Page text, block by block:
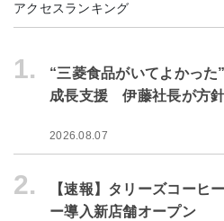
アクセスランキング
1.
“三菱食品がいてよかっ
成長支援 伊藤社長が方
2026.08.07
2.
【速報】タリーズコーヒ
ー導入新店舗オープン